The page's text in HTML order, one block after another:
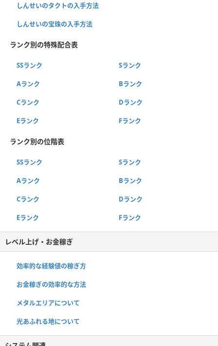
しんせいのタクトの入手方法
しんせいの宝珠の入手方法
ランク別の特殊配合表
SSランク Sランク
Aランク Bランク
Cランク Dランク
Eランク Fランク
ランク別の位階表
SSランク Sランク
Aランク Bランク
Cランク Dランク
Eランク Fランク
レベル上げ・お金稼ぎ
効率的な経験値の稼ぎ方
お金稼ぎの効率的な方法
メタルエリアについて
光あふれる地について